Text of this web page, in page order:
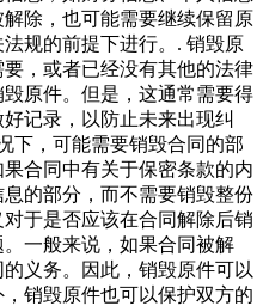
除，也可能需要继续保留原
规的前提下进行。. 销毁原
，或者已经没有其他的法律
原件。但是，这通常需要得
记录，以防止未来出现纠
下，可能需要销毁合同的部
合同中有关于保密条款的内
的部分，而不需要销毁整份
于是否应该在合同解除后销
一般来说，如果合同被解
义务。因此，销毁原件可以
销毁原件也可以保护双方的